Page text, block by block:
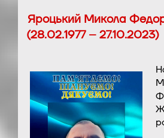
Яроцький Микола
(28.02.1977 – 27.10.2023)